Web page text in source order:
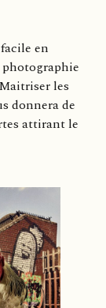
en
les
donnera de
attirant le